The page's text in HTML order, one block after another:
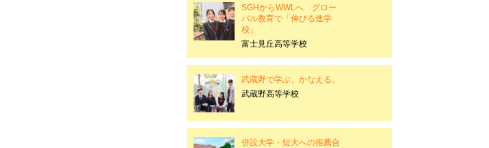
SGHからWWLへ グロー
バル教育で「伸びる進学
校」
富士見丘高等学校
武蔵野で学ぶ、かなえる。
武蔵野高等学校
併設大学・短大への推薦合